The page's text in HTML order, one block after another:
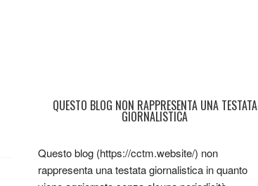
QUESTO BLOG NON RAPPRESENTA UNA TESTATA
GIORNALISTICA
Questo blog (https://cctm.website/) non
rappresenta una testata giornalistica in quanto